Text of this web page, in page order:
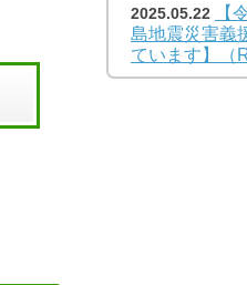
2025.05.22
【
島地震災害義
ています】（